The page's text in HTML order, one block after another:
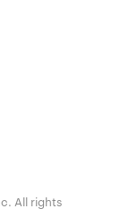
All rights